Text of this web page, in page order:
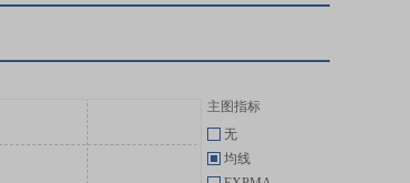
主图指标
无
均线